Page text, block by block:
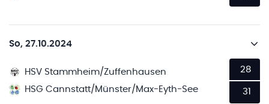
So, 27.10.2024
HSV Stammheim/Zuffenhausen
HSG Cannstatt/Münster/Max-Eyth-See
28
31